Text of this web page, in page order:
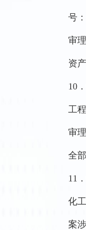
号
审
资
10
工
审
全
11
化
案